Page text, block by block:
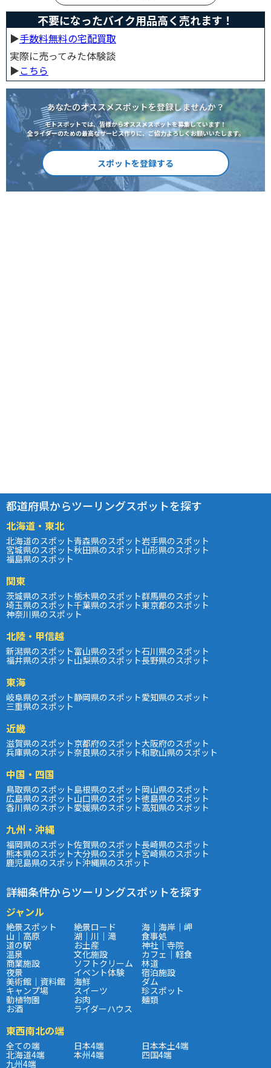
不要になったバイク用品高く売れます！
▶︎手数料無料の宅配買取
実際に売ってみた体験談
▶︎こちら
あなたのオススメスポットを登録しませんか？
モトスポットでは、皆様からオススメスポットを募集しています！
全ライダーのための最高なサービス作りに、ご協力よろしくお願いいたします。
スポットを登録する
都道府県からツーリングスポットを探す
北海道・東北
北海道のスポット青森県のスポット岩手県のスポット
宮城県のスポット秋田県のスポット山形県のスポット
福島県のスポット
関東
茨城県のスポット栃木県のスポット群馬県のスポット
埼玉県のスポット千葉県のスポット東京都のスポット
神奈川県のスポット
北陸・甲信越
新潟県のスポット富山県のスポット石川県のスポット
福井県のスポット山梨県のスポット長野県のスポット
東海
岐阜県のスポット静岡県のスポット愛知県のスポット
三重県のスポット
近畿
滋賀県のスポット京都府のスポット大阪府のスポット
兵庫県のスポット奈良県のスポット和歌山県のスポット
中国・四国
鳥取県のスポット島根県のスポット岡山県のスポット
広島県のスポット山口県のスポット徳島県のスポット
香川県のスポット愛媛県のスポット高知県のスポット
九州・沖縄
福岡県のスポット佐賀県のスポット長崎県のスポット
熊本県のスポット大分県のスポット宮崎県のスポット
鹿児島県のスポット沖縄県のスポット
詳細条件からツーリングスポットを探す
ジャンル
絶景スポット 絶景ロード 海｜海岸｜岬
山｜高原 湖｜川｜滝 食事処
道の駅 お土産 神社｜寺院
温泉 文化施設 カフェ｜軽食
商業施設 ソフトクリーム 林道
夜景 イベント体験 宿泊施設
美術館｜資料館 海鮮 ダム
キャンプ場 スイーツ 珍スポット
動植物園 お肉 麺類
お酒 ライダーハウス
東西南北の端
全ての端 日本4端 日本本土4端
北海道4端 本州4端 四国4端
九州4端